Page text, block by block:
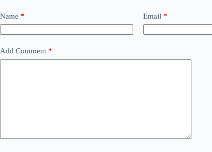
Name * Email *
Add Comment *